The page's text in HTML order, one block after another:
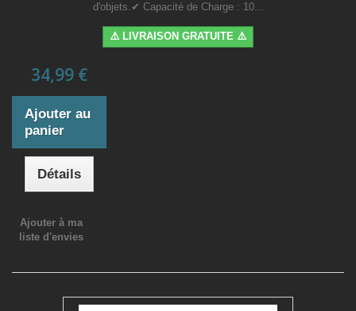
d'objets.✔ Capacité de Charge : 10...
⚠️ LIVRAISON GRATUITE ⚠️
34,99 €
Ajouter au
panier
Détails
Ajouter à ma
liste d'envies